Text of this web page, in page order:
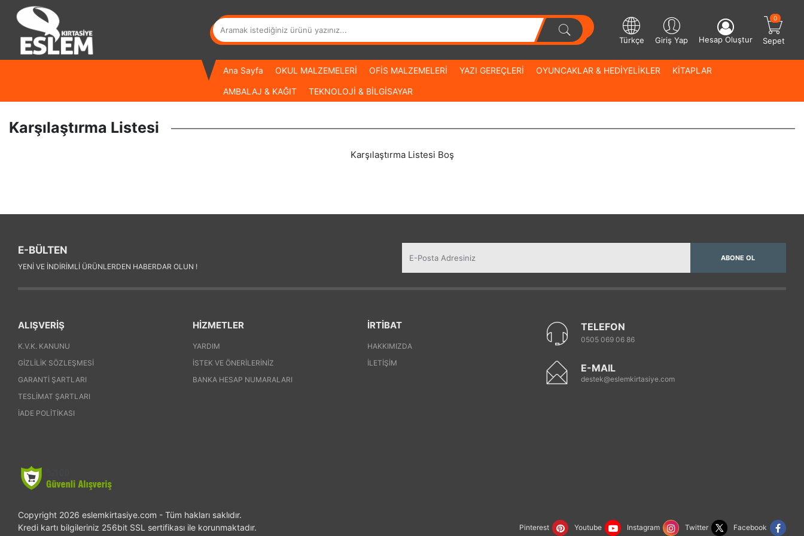
Sepet
0
Türkçe Giriş Yap Hesap Oluştur
Ana Sayfa OKUL MALZEMELERİ OFİS MALZEMELERİ YAZI GEREÇLERİ OYUNCAKLAR & HEDİYELİKLER KİTAPLAR
AMBALAJ & KAĞIT TEKNOLOJİ & BİLGİSAYAR
Karşılaştırma Listesi
Karşılaştırma Listesi Boş
E-BÜLTEN
YENI VE INDIRIMLI ÜRÜNLERDEN HABERDAR OLUN !
ABONE OL
ALIŞVERİŞ
K.V.K. KANUNU
GIZLILIK SÖZLEŞMESI
GARANTI ŞARTLARI
TESLIMAT ŞARTLARI
İADE POLITIKASI
HİZMETLER
YARDIM
İSTEK VE ÖNERILERINIZ
BANKA HESAP NUMARALARI
İRTİBAT
HAKKIMIZDA
İLETIŞIM
TELEFON
0505 069 06 86
E-MAIL
destek@eslemkirtasiye.com
Copyright 2026 eslemkirtasiye.com - Tüm hakları saklıdır.
Kredi kartı bilgileriniz 256bit SSL sertifikası ile korunmaktadır.
Facebook
Twitter
Instagram
Youtube
Pinterest